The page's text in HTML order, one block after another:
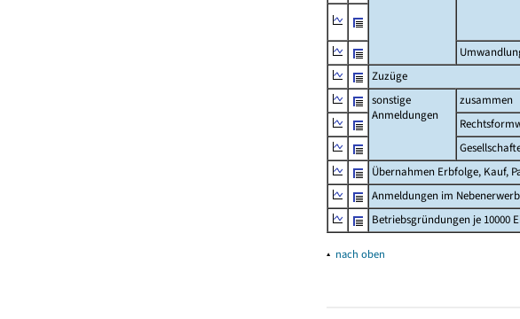
Zuzüge
sonstige
Anmeldungen
zusammen
Übernahmen Erbfolge, Kauf,
Anmeldungen im Nebenerwerb
Betriebsgründungen je 10000
▴ nach oben